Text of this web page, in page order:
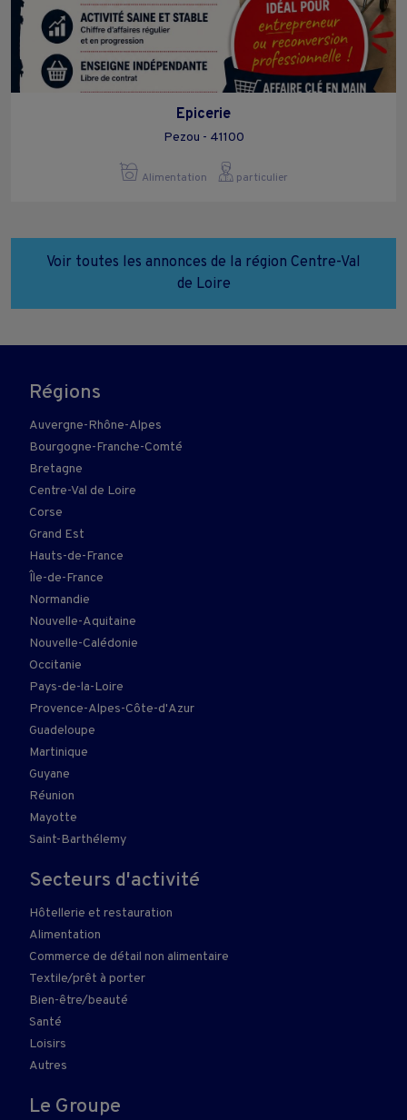
Epicerie
Pezou - 41100
Alimentation particulier
Voir toutes les annonces de la région Centre-Val
de Loire
Régions
Auvergne-Rhône-Alpes
Bourgogne-Franche-Comté
Bretagne
Centre-Val de Loire
Corse
Grand Est
Hauts-de-France
Île-de-France
Normandie
Nouvelle-Aquitaine
Nouvelle-Calédonie
Occitanie
Pays-de-la-Loire
Provence-Alpes-Côte-d'Azur
Guadeloupe
Martinique
Guyane
Réunion
Mayotte
Saint-Barthélemy
Secteurs d'activité
Hôtellerie et restauration
Alimentation
Commerce de détail non alimentaire
Textile/prêt à porter
Bien-être/beauté
Santé
Loisirs
Autres
Le Groupe